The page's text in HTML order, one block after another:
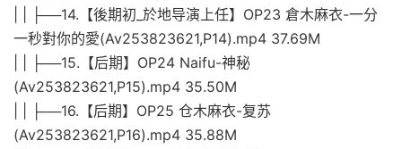
| | ├──14.【後期初_於地导演上任】OP23 倉木麻衣-一分
一秒對你的愛(Av253823621,P14).mp4 37.69M
| | ├──15.【后期】OP24 Naifu-神秘
(Av253823621,P15).mp4 35.50M
| | ├──16.【后期】OP25 仓木麻衣-复苏
(Av253823621,P16).mp4 35.88M